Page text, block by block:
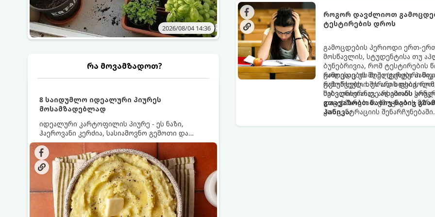
2026/08/04 14:36
რა მოვამზადოთ?
8 საიდუმლო იდეალური პიურეს
მოსამზადებლად
იდეალური კარტოფილის პიურე - ეს ნაზი,
ჰაეროვანი კერძია, სასიამოვნო გემოთი და
ნაღების-მოყვითალო ფერით. მისი მომზადება
ძალიან მარტივია, მაგრამ არსებობს რამდენიმე
საიდუმლო, რომლებიც უნდა იცოდეთ, რომ
პიურე იდეალურად გემრიელი გამოვიდეს.
როგორ დავძლიოთ
ტესტირების დროს
გამოცდების პერიოდი ერთ-
მოსწავლის, სტუდენტისა თუ
ბუნებრივია, რომ ტესტირების
როდესაც ეს მღელვარება
რესურსებს. ხშირად ხდება,
შესვლისთანავე ადამიანს
გამოცდების შიში (ტესტური
გამოწვეული. ეს არის
საბედნიეროდ, არსებობს
დაგეხმარებათ ემოციების
კონცენტრაციის შენარჩუნებაში.
გთავაზობთ ნაბიჯ-ნაბიჯ
პანიკა: